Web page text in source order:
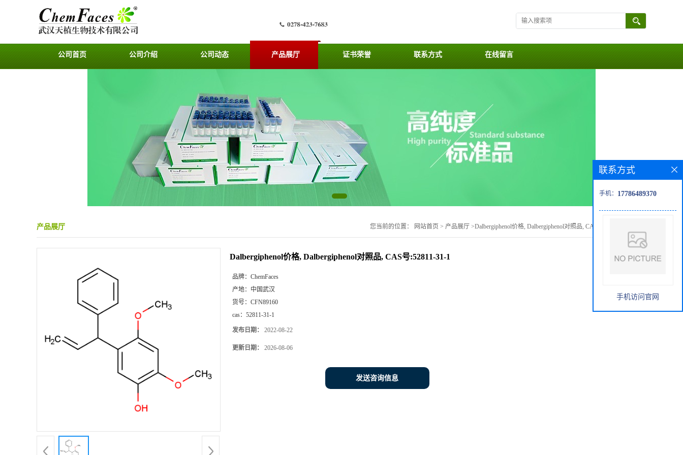
公司首页 公司介绍 公司动态 产品展厅 证书荣誉 联系方式 在线留言
产品展厅 您当前的位置： 网站首页 > 产品展厅 >Dalbergiphenol价格, Dalbergiphenol对照品, CAS号:52811-31-1
Dalbergiphenol价格, Dalbergiphenol对照品, CAS号:52811-31-1
品牌： ChemFaces
产地： 中国武汉
货号： CFN89160
cas： 52811-31-1
发布日期： 2022-08-22
更新日期： 2026-08-06
发送咨询信息
联系方式
手机： 17786489370
手机访问官网